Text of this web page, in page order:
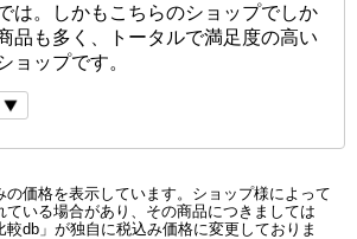
は。しかもこちらのショップでしか
品も多く、トータルで満足度の高い
ョップです。
価格を表示しています。ショップ様によって
ている場合があり、その商品につきましては
較db」が独自に税込み価格に変更しておりま